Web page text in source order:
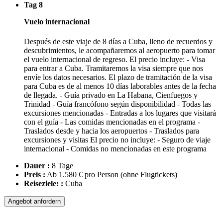
Tag 8
Vuelo internacional
Después de este viaje de 8 días a Cuba, lleno de recuerdos y
descubrimientos, le acompañaremos al aeropuerto para tomar
el vuelo internacional de regreso. El precio incluye: - Visa
para entrar a Cuba. Tramitaremos la visa siempre que nos
envíe los datos necesarios. El plazo de tramitación de la visa
para Cuba es de al menos 10 días laborables antes de la fecha
de llegada. - Guía privado en La Habana, Cienfuegos y
Trinidad - Guía francófono según disponibilidad - Todas las
excursiones mencionadas - Entradas a los lugares que visitará
con el guía - Las comidas mencionadas en el programa -
Traslados desde y hacia los aeropuertos - Traslados para
excursiones y visitas El precio no incluye: - Seguro de viaje
internacional - Comidas no mencionadas en este programa
Dauer : 8 Tage
Preis : Ab 1.580 € pro Person (ohne Flugtickets)
Reiseziele: : Cuba
Angebot anfordern